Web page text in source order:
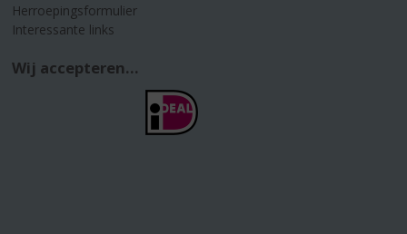
Herroepingsformulier
Interessante links
Wij accepteren...